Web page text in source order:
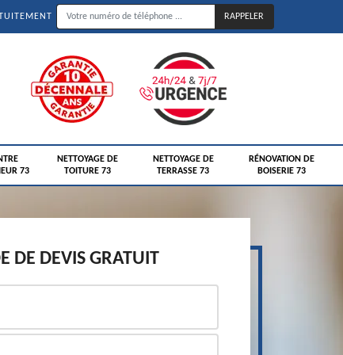
73
NETTOYAGE DE
TOITURE 73
NETTOYAGE DE
TERRASSE 73
RÉNOVATION DE
BOISERIE 73
DE DEVIS GRATUIT